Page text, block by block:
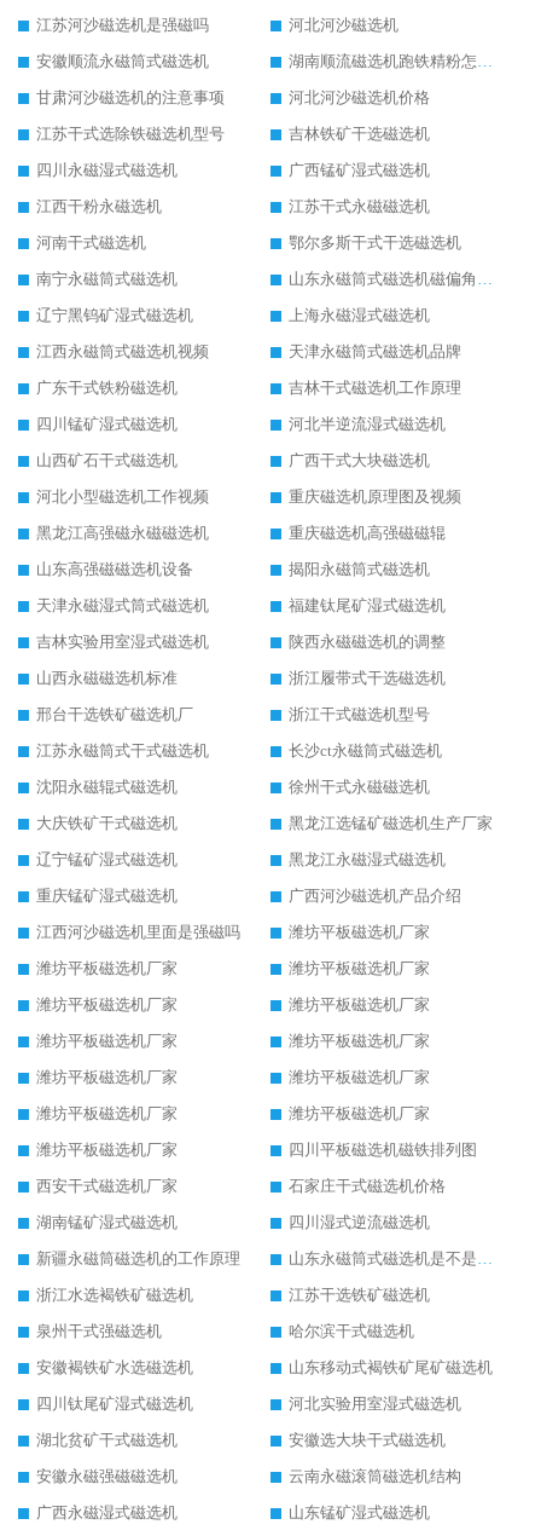
江苏河沙磁选机是强磁吗
河北河沙磁选机
安徽顺流永磁筒式磁选机
湖南顺流磁选机跑铁精粉怎么处理
甘肃河沙磁选机的注意事项
河北河沙磁选机价格
江苏干式选除铁磁选机型号
吉林铁矿干选磁选机
四川永磁湿式磁选机
广西锰矿湿式磁选机
江西干粉永磁选机
江苏干式永磁磁选机
河南干式磁选机
鄂尔多斯干式干选磁选机
南宁永磁筒式磁选机
山东永磁筒式磁选机磁偏角怎么调整
辽宁黑钨矿湿式磁选机
上海永磁湿式磁选机
江西永磁筒式磁选机视频
天津永磁筒式磁选机品牌
广东干式铁粉磁选机
吉林干式磁选机工作原理
四川锰矿湿式磁选机
河北半逆流湿式磁选机
山西矿石干式磁选机
广西干式大块磁选机
河北小型磁选机工作视频
重庆磁选机原理图及视频
黑龙江高强磁永磁磁选机
重庆磁选机高强磁磁辊
山东高强磁磁选机设备
揭阳永磁筒式磁选机
天津永磁湿式筒式磁选机
福建钛尾矿湿式磁选机
吉林实验用室湿式磁选机
陕西永磁磁选机的调整
山西永磁磁选机标准
浙江履带式干选磁选机
邢台干选铁矿磁选机厂
浙江干式磁选机型号
江苏永磁筒式干式磁选机
长沙ct永磁筒式磁选机
沈阳永磁辊式磁选机
徐州干式永磁磁选机
大庆铁矿干式磁选机
黑龙江选锰矿磁选机生产厂家
辽宁锰矿湿式磁选机
黑龙江永磁湿式磁选机
重庆锰矿湿式磁选机
广西河沙磁选机产品介绍
江西河沙磁选机里面是强磁吗
潍坊平板磁选机厂家
潍坊平板磁选机厂家
潍坊平板磁选机厂家
潍坊平板磁选机厂家
潍坊平板磁选机厂家
潍坊平板磁选机厂家
潍坊平板磁选机厂家
潍坊平板磁选机厂家
潍坊平板磁选机厂家
潍坊平板磁选机厂家
潍坊平板磁选机厂家
潍坊平板磁选机厂家
四川平板磁选机磁铁排列图
西安干式磁选机厂家
石家庄干式磁选机价格
湖南锰矿湿式磁选机
四川湿式逆流磁选机
新疆永磁筒磁选机的工作原理
山东永磁筒式磁选机是不是强磁
浙江水选褐铁矿磁选机
江苏干选铁矿磁选机
泉州干式强磁选机
哈尔滨干式磁选机
安徽褐铁矿水选磁选机
山东移动式褐铁矿尾矿磁选机
四川钛尾矿湿式磁选机
河北实验用室湿式磁选机
湖北贫矿干式磁选机
安徽选大块干式磁选机
安徽永磁强磁磁选机
云南永磁滚筒磁选机结构
广西永磁湿式磁选机
山东锰矿湿式磁选机